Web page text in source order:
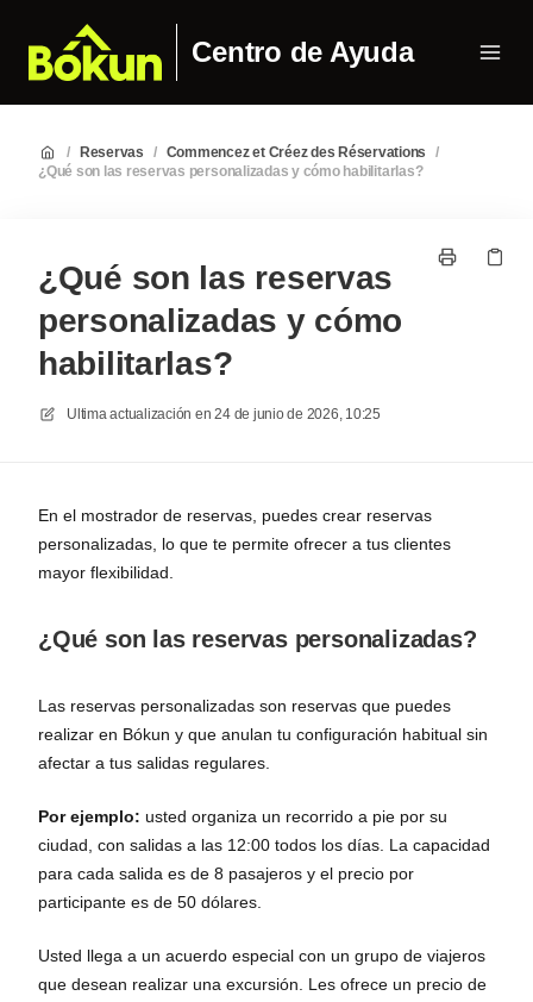
Centro de Ayuda
/ Reservas / Commencez et Créez des Réservations
/
¿Qué son las reservas personalizadas y cómo habilitarlas?
¿Qué son las reservas
personalizadas y cómo
habilitarlas?
Ultima actualización en 24 de junio de 2026, 10:25
En el mostrador de reservas, puedes crear reservas
personalizadas, lo que te permite ofrecer a tus clientes
mayor flexibilidad.
¿Qué son las reservas personalizadas?
Las reservas personalizadas son reservas que puedes
realizar en Bókun y que anulan tu configuración habitual sin
afectar a tus salidas regulares.
Por ejemplo: usted organiza un recorrido a pie por su
ciudad, con salidas a las 12:00 todos los días. La capacidad
para cada salida es de 8 pasajeros y el precio por
participante es de 50 dólares.
Usted llega a un acuerdo especial con un grupo de viajeros
que desean realizar una excursión. Les ofrece un precio de